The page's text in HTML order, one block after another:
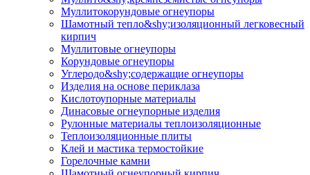
Муллито­корундовые огнеупоры
Шамотный тепло&shy;изоляционный легковесный
кирпич
Муллитовые огнеупоры
Корундовые огнеупоры
Углеродо&shy;содержащие огнеупоры
Изделия на основе периклаза
Кислотоупорные материалы
Динасовые огнеупорные изделия
Рулонные материалы теплоизоляционные
Тепло­изоляционные плиты
Клей и мастика термостойкие
Горелочные камни